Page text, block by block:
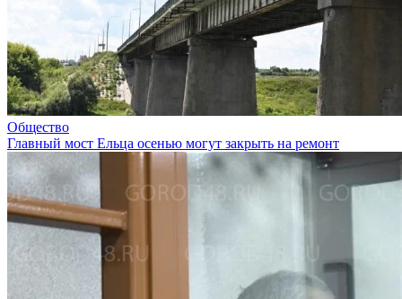
Общество
Главный мост Ельца осенью могут закрыть на ремонт